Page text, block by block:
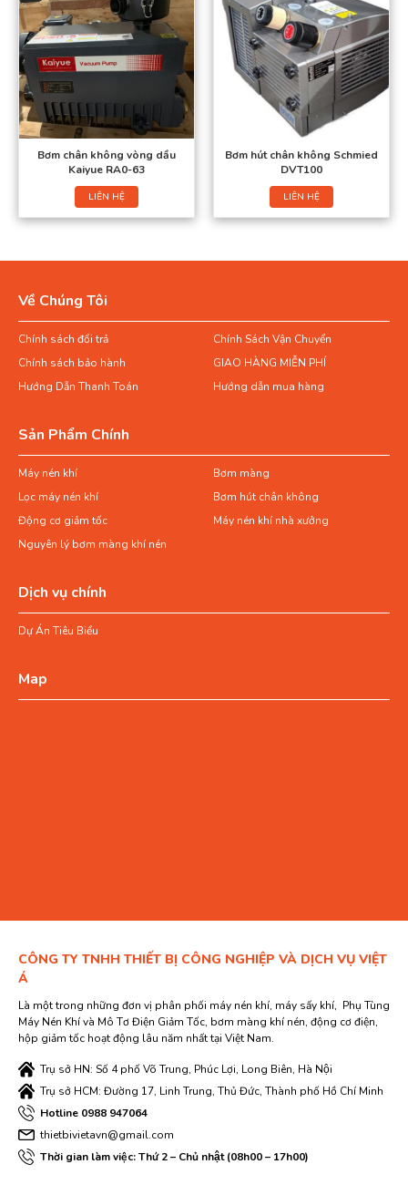
Bơm chân không vòng dầu
Kaiyue RA0-63
LIÊN HỆ
Bơm hút chân không Schmied
DVT100
LIÊN HỆ
Về Chúng Tôi
Chính sách đổi trả
Chính Sách Vận Chuyển
Chính sách bảo hành
GIAO HÀNG MIỄN PHÍ
Hướng Dẫn Thanh Toán
Hướng dẫn mua hàng
Sản Phẩm Chính
Máy nén khí
Bơm màng
Lọc máy nén khí
Bơm hút chân không
Động cơ giảm tốc
Máy nén khí nhà xưởng
Nguyên lý bơm màng khí nén
Dịch vụ chính
Dự Án Tiêu Biểu
Map
CÔNG TY TNHH THIẾT BỊ CÔNG NGHIỆP VÀ DỊCH VỤ VIỆT
Á
Là một trong những đơn vị phân phối máy nén khí, máy sấy khí, Phụ Tùng
Máy Nén Khí và Mô Tơ Điện Giảm Tốc, bơm màng khí nén, động cơ điện,
hộp giảm tốc hoạt động lâu năm nhất tại Việt Nam.
Trụ sở HN: Số 4 phố Võ Trung, Phúc Lợi, Long Biên, Hà Nội
Trụ sở HCM: Đường 17, Linh Trung, Thủ Đức, Thành phố Hồ Chí Minh
Hotline 0988 947064
thietbivietavn@gmail.com
Thời gian làm việc: Thứ 2 – Chủ nhật (08h00 – 17h00)